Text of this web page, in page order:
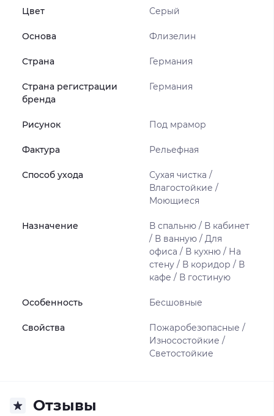
Цвет Серый
Основа Флизелин
Страна Германия
Страна регистрации
бренда
Германия
Рисунок Под мрамор
Фактура Рельефная
Способ ухода
Сухая чистка /
Влагостойкие /
Моющиеся
Назначение
В спальню / В кабинет
/ В ванную / Для
офиса / В кухню / На
стену / В коридор / В
кафе / В гостиную
Особенность Бесшовные
Свойства
Пожаробезопасные /
Износостойкие /
Светостойкие
Отзывы